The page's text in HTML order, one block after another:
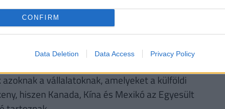
CONFIRM
Data Deletion Data Access Privacy Policy
amelyekben akár 60 százalékos vámokat
ezek az intézkedések fellendíthetik a
és növelhetik az adóbevételeket.
magasabb árakat eredményezhetnek az
a vállalatoknak, amelyeket a külföldi
hiszen Kanada, Kína és Mexikó az Egyesült